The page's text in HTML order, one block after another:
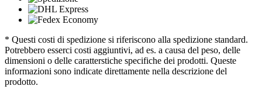
* Questi costi di spedizione si riferiscono alla spedizione standard.
Potrebbero esserci costi aggiuntivi, ad es. a causa del peso, delle
dimensioni o delle caratterstiche specifiche dei prodotti. Queste
informazioni sono indicate direttamente nella descrizione del
prodotto.